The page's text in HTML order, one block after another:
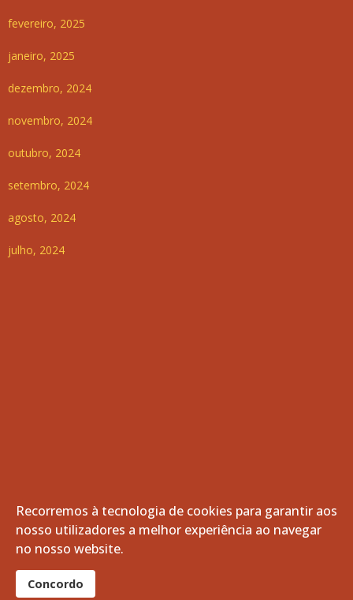
fevereiro, 2025
janeiro, 2025
dezembro, 2024
novembro, 2024
outubro, 2024
setembro, 2024
agosto, 2024
julho, 2024
© 2026 Freguesia de Vila de Frades. Todos os direitos
reservados.
Recorremos à tecnologia de cookies para garantir aos
nosso utilizadores a melhor experiência ao navegar
no nosso website.
Concordo